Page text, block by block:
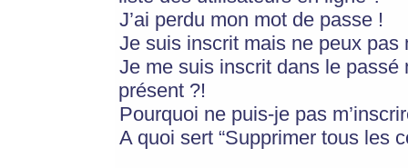
J’ai perdu mon mot de passe !
Je suis inscrit mais ne peux pas
Je me suis inscrit dans le
présent ?!
Pourquoi ne puis-je pas
A quoi sert “Supprimer tous les